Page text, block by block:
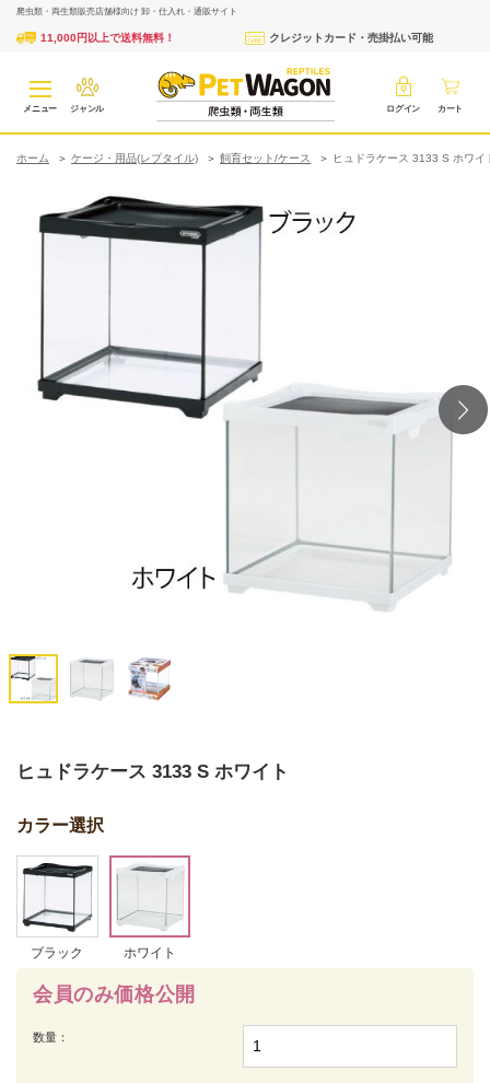
爬虫類・両生類販売店舗様向け 卸・仕入れ・通販サイト
11,000円以上で送料無料！ クレジットカード・売掛払い可能
メニュー ジャンル ログイン カート
ホーム ケージ・用品(レプタイル) 飼育セット/ケース ヒュドラケース 3133 S ホワイ
ヒュドラケース 3133 S ホワイト
会員のみ価格公開
数量：
カラー選択
ブラック ホワイト